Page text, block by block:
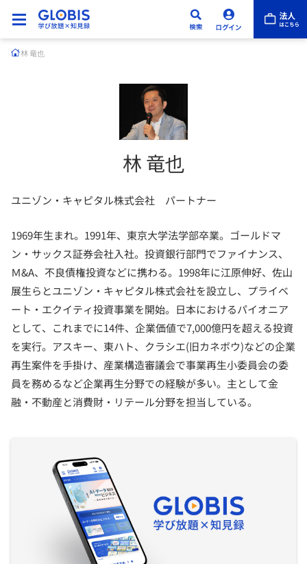
林 竜也
林 竜也
ユニゾン・キャピタル株式会社 パートナー
1969年生まれ。1991年、東京大学法学部卒業。ゴールドマ
ン・サックス証券会社入社。投資銀行部門でファイナンス、
Ｍ&A、不良債権投資などに携わる。1998年に江原伸好、佐山
展生らとユニゾン・キャピタル株式会社を設立し、プライベ
ート・エクイティ投資事業を開始。日本におけるパイオニア
として、これまでに14件、企業価値で7,000億円を超える投資
を実行。アスキー、東ハト、クラシエ(旧カネボウ)などの企業
再生案件を手掛け、産業構造審議会で事業再生小委員会の委
員を務めるなど企業再生分野での経験が多い。主として金
融・不動産と消費財・リテール分野を担当している。